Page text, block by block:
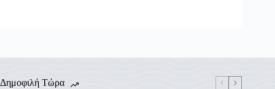
Δημοφιλή Τώρα